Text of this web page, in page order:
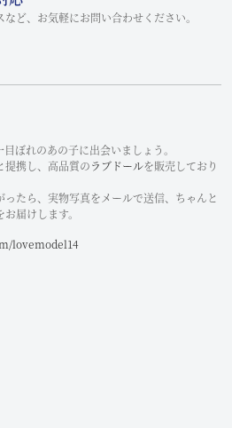
ど、お気軽にお問い合わせください。
ぼれのあの子に出会いましょう。
提携し、高品質のラブドールを販売しており
たら、実物写真をメールで送信、ちゃんと
届けします。
lovemodel14